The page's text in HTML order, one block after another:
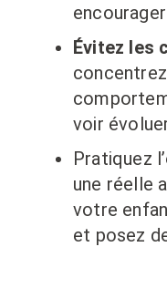
Évitez les
voir
Pratiquez l’
une réelle
votre
et posez